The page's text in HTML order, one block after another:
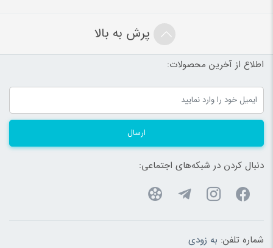
پرش به بالا
اطلاع از آخرین محصولات:
ارسال
دنبال کردن در شبکه‌های اجتماعی:
شماره تلفن: به زودی